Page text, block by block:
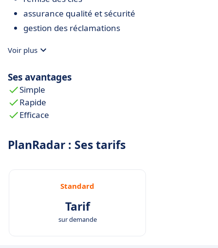
assurance qualité et sécurité
gestion des réclamations
Voir plus
Ses avantages
Simple
Rapide
Efficace
PlanRadar : Ses tarifs
Standard
Tarif
sur demande